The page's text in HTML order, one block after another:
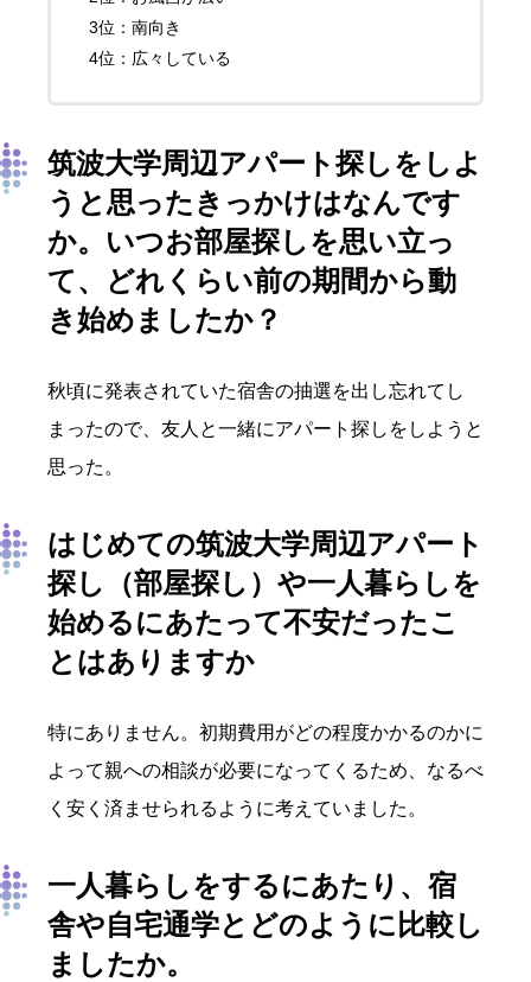
3位：南向き
4位：広々している
筑波大学周辺アパート探しをしよ
うと思ったきっかけはなんです
か。いつお部屋探しを思い立っ
て、どれくらい前の期間から動
き始めましたか？
秋頃に発表されていた宿舎の抽選を出し忘れてし
まったので、友人と一緒にアパート探しをしようと
思った。
はじめての筑波大学周辺アパート
探し（部屋探し）や一人暮らしを
始めるにあたって不安だったこ
とはありますか
特にありません。初期費用がどの程度かかるのかに
よって親への相談が必要になってくるため、なるべ
く安く済ませられるように考えていました。
一人暮らしをするにあたり、宿
舎や自宅通学とどのように比較し
ましたか。